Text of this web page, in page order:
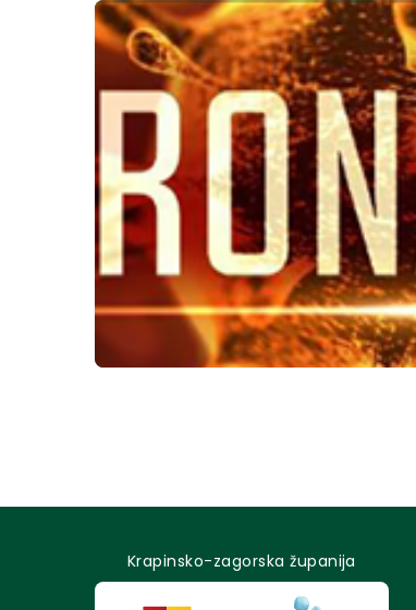
Krapinsko-zagorska županija